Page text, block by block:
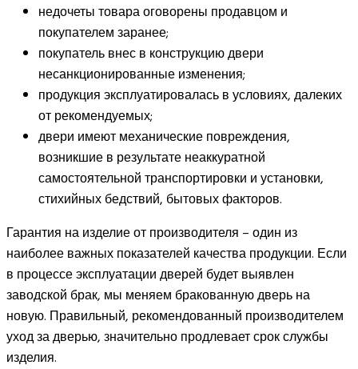
недочеты товара оговорены продавцом и
покупателем заранее;
покупатель внес в конструкцию двери
несанкционированные изменения;
продукция эксплуатировалась в условиях, далеких
от рекомендуемых;
двери имеют механические повреждения,
возникшие в результате неаккуратной
самостоятельной транспортировки и установки,
стихийных бедствий, бытовых факторов.
Гарантия на изделие от производителя – один из
наиболее важных показателей качества продукции. Если
в процессе эксплуатации дверей будет выявлен
заводской брак, мы меняем бракованную дверь на
новую. Правильный, рекомендованный производителем
уход за дверью, значительно продлевает срок службы
изделия.